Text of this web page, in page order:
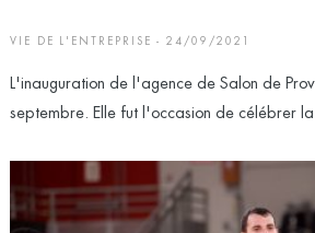
VIE DE L'ENTREPRISE - 24/09/2021
L'inauguration de l'agence de Salon de
septembre. Elle fut l'occasion de célébrer